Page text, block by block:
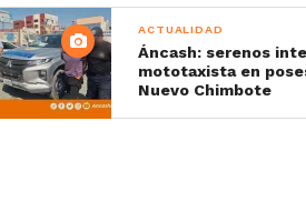
ACTUALIDAD
Áncash: serenos
mototaxista en
Nuevo Chimbote